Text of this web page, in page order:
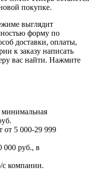
покупке.
выглядит
форму по
доставки, оплаты,
к заказу написать
вас найти. Нажмите
от 5 000-29 999
000 руб., в
с компании.